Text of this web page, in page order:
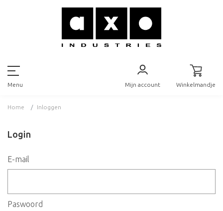
Menu Mijn account Winkelmandje
Home Inloggen
Login
E-mail
Paswoord